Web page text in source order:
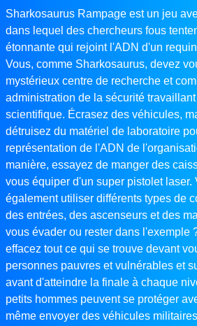
Sharkosaurus Rampage est un jeu
dans lequel des chercheurs fous
étonnante qui rejoint l'ADN d'un
Vous, comme Sharkosaurus, devez
mystérieux centre de recherche et
administration de la sécurité
scientifique. Écrasez des véhicules,
détruisez du matériel de laboratoire
représentation de l'ADN de
manière, essayez de manger des
vous équiper d'un super pistolet laser.
également utiliser différents types de
des entrées, des ascenseurs et des
vous évader ou rester dans l'exemple
effacez tout ce qui se trouve devant
personnes pauvres et vulnérables et
avant d'atteindre la finale à chaque
petits hommes peuvent se protéger
même envoyer des véhicules